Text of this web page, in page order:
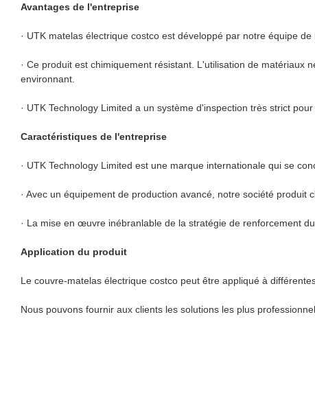
Avantages de l'entreprise
· UTK matelas électrique costco est développé par notre équipe
· Ce produit est chimiquement résistant. L'utilisation de
environnant.
· UTK Technology Limited a un système d'inspection très strict
Caractéristiques de l'entreprise
· UTK Technology Limited est une marque internationale qui se
· Avec un équipement de production avancé, notre société
· La mise en œuvre inébranlable de la stratégie de renforcement
Application du produit
Le couvre-matelas électrique costco peut être appliqué à
Nous pouvons fournir aux clients les solutions les plus